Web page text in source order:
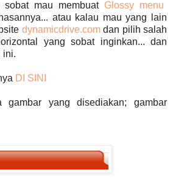
sobat mau membuat Glossy menu
atau kalau mau yang lain
dynamicdrive.comdan pilih salah
yang sobat inginkan... dan
ini.
DI SINI
yang disediakan; gambar